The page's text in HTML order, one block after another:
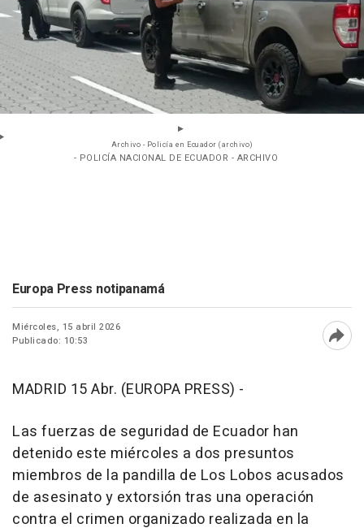
Archivo - Policía en Ecuador (archivo)
- POLICÍA NACIONAL DE ECUADOR - ARCHIVO
Europa Press notipanamá
Miércoles, 15 abril 2026
Publicado: 10:53
MADRID 15 Abr. (EUROPA PRESS) -
Las fuerzas de seguridad de Ecuador han
detenido este miércoles a dos presuntos
miembros de la pandilla de Los Lobos acusados
de asesinato y extorsión tras una operación
contra el crimen organizado realizada en la